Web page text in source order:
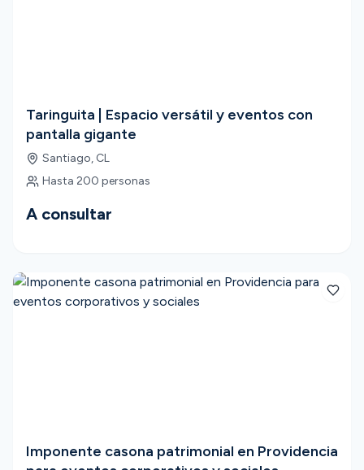
Taringuita | Espacio versátil y eventos con
pantalla gigante
Santiago, CL
Hasta 200 personas
A consultar
Imponente casona patrimonial en Providencia